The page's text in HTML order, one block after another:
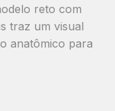
reto com
traz um visual
anatômico para